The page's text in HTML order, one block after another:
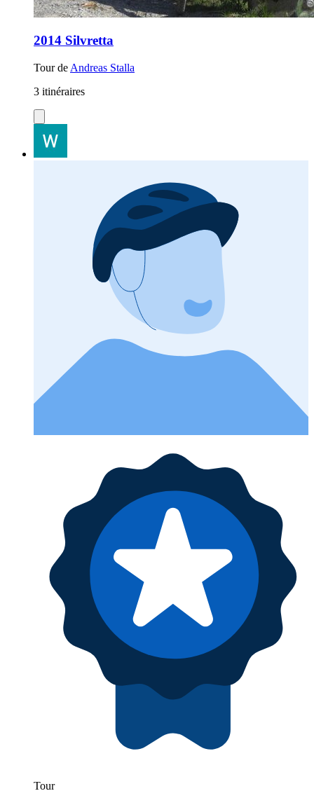
2014 Silvretta
Tour de Andreas Stalla
3 itinéraires
Tour